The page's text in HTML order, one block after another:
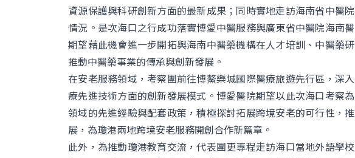
資源保護與科研創新方面的最新成果；同時實地走訪海南省中醫
情況。是次海口之行成功落實博愛中醫服務與廣東省中醫院海南
期望藉此機會進一步開拓與海南中醫藥機構在人才培訓、中醫藥
推動中醫藥事業的傳承與創新發展。
在安老服務領域，考察團前往博鰲樂城國際醫療旅遊先行區，深
療先進技術方面的創新發展模式。博愛醫院期望以此次海口考察
領域的先進經驗與配套政策，積極探討拓展跨境安老的可行性，
展，為瓊港兩地跨境安老服務開創合作新篇章。
此外，為推動瓊港教育交流，代表團更專程走訪海口當地外語學